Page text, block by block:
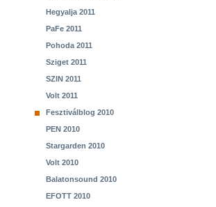
Hegyalja 2011
PaFe 2011
Pohoda 2011
Sziget 2011
SZIN 2011
Volt 2011
Fesztiválblog 2010
PEN 2010
Stargarden 2010
Volt 2010
Balatonsound 2010
EFOTT 2010